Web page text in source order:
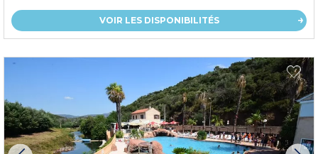
VOIR LES DISPONIBILITÉS